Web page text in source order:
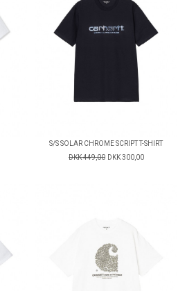
S/S SOLAR CHROME SCRIPT T-SHIRT
DKK 449,00 DKK 300,00